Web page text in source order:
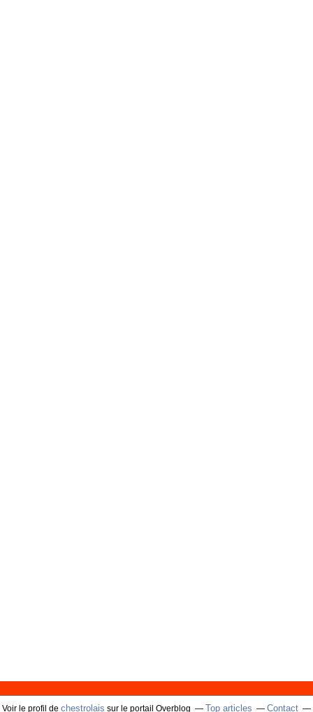
Voir le profil de chestrolais sur le portail Overblog Top articles Contact